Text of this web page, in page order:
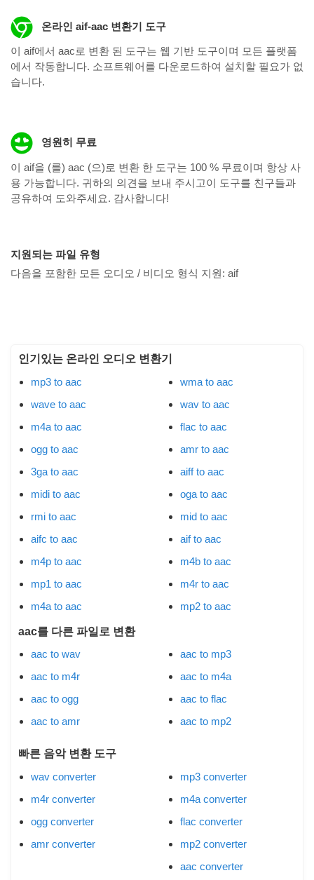
온라인 aif-aac 변환기 도구
이 aif에서 aac로 변환 된 도구는 웹 기반 도구이며 모든 플랫폼
에서 작동합니다. 소프트웨어를 다운로드하여 설치할 필요가 없
습니다.
영원히 무료
이 aif을 (를) aac (으)로 변환 한 도구는 100 % 무료이며 항상 사
용 가능합니다. 귀하의 의견을 보내 주시고이 도구를 친구들과
공유하여 도와주세요. 감사합니다!
지원되는 파일 유형
다음을 포함한 모든 오디오 / 비디오 형식 지원: aif
인기있는 온라인 오디오 변환기
mp3 to aac
wave to aac
m4a to aac
ogg to aac
3ga to aac
midi to aac
rmi to aac
aifc to aac
m4p to aac
mp1 to aac
m4a to aac
wma to aac
wav to aac
flac to aac
amr to aac
aiff to aac
oga to aac
mid to aac
aif to aac
m4b to aac
m4r to aac
mp2 to aac
aac를 다른 파일로 변환
aac to wav
aac to m4r
aac to ogg
aac to amr
aac to mp3
aac to m4a
aac to flac
aac to mp2
빠른 음악 변환 도구
wav converter
m4r converter
ogg converter
amr converter
mp3 converter
m4a converter
flac converter
mp2 converter
aac converter